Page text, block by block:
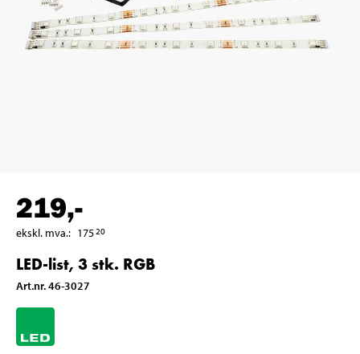
219,-
ekskl. mva.: 17520
LED-list, 3 stk. RGB
Art.nr.46-3027